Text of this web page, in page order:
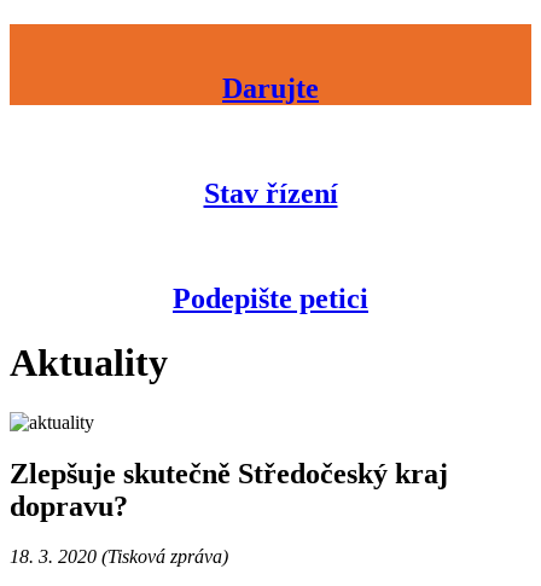
Darujte
Stav řízení
Podepište petici
Aktuality
Zlepšuje skutečně Středočeský kraj
dopravu?
18. 3. 2020 (Tisková zpráva)